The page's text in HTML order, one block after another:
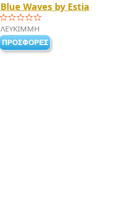
Blue Waves by Estia
ΛΕΥΚΙΜΜΗ